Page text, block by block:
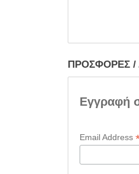
ΠΡΟΣΦΟΡΕΣ /
Εγγραφή
Email Address